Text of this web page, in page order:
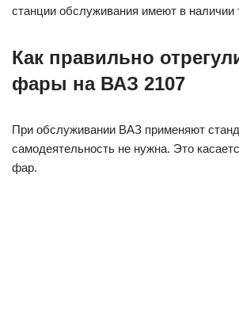
станции обслуживания имеют в наличии
Как правильно
фары на ВАЗ 2107
При обслуживании ВАЗ применяют
самодеятельность не нужна. Это
фар.